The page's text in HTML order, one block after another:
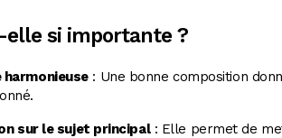
elle si importante ?
harmonieuse: Une bonne composition
sur le sujet principal: Elle permet de